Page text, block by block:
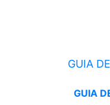
GUIA
GUIA